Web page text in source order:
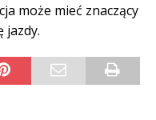
może mieć znaczący
jazdy.